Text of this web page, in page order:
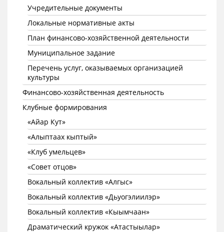
Учредительные документы
Локальные нормативные акты
План финансово-хозяйственной деятельности
Муниципальное задание
Перечень услуг, оказываемых организацией
культуры
Финансово-хозяйственная деятельность
Клубные формирования
«Айар Кут»
«Алыптаах кыптый»
«Клуб умельцев»
«Совет отцов»
Вокальный коллектив «Алгыс»
Вокальный коллектив «Дьуогэлиилэр»
Вокальный коллектив «Кыымчаан»
Драматический кружок «Атастыылар»